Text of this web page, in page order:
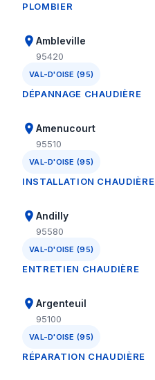
PLOMBIER
Ambleville
95420
VAL-D'OISE (95)
DÉPANNAGE CHAUDIÈRE
Amenucourt
95510
VAL-D'OISE (95)
INSTALLATION CHAUDIÈRE
Andilly
95580
VAL-D'OISE (95)
ENTRETIEN CHAUDIÈRE
Argenteuil
95100
VAL-D'OISE (95)
RÉPARATION CHAUDIÈRE